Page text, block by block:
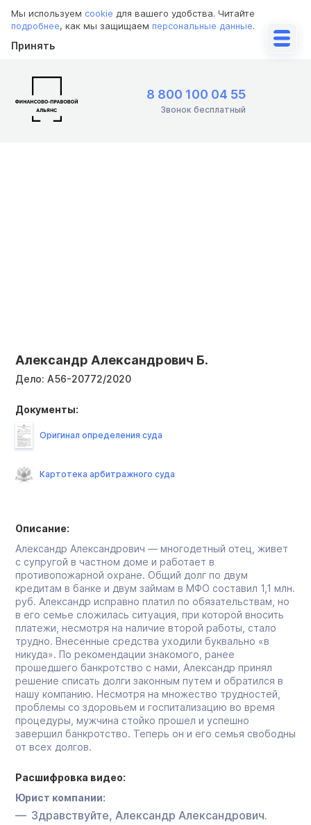
Мы используем cookie для вашего удобства. Читайте
подробнее, как мы защищаем персональные данные.
Принять
8 800 100 04 55
Звонок бесплатный
Александр Александрович Б.
Дело: А56-20772/2020
Описание:
Александр Александрович — многодетный отец, живет
с супругой в частном доме и работает в
противопожарной охране. Общий долг по двум
кредитам в банке и двум займам в МФО составил 1,1 млн.
руб. Александр исправно платил по обязательствам, но
в его семье сложилась ситуация, при которой вносить
платежи, несмотря на наличие второй работы, стало
трудно. Внесенные средства уходили буквально «в
никуда». По рекомендации знакомого, ранее
прошедшего банкротство с нами, Александр принял
решение списать долги законным путем и обратился в
нашу компанию. Несмотря на множество трудностей,
проблемы со здоровьем и госпитализацию во время
процедуры, мужчина стойко прошел и успешно
завершил банкротство. Теперь он и его семья свободны
от всех долгов.
Расшифровка видео:
Юрист компании:
Здравствуйте, Александр Александрович.
Документы:
Оригинал определения суда
Картотека арбитражного суда